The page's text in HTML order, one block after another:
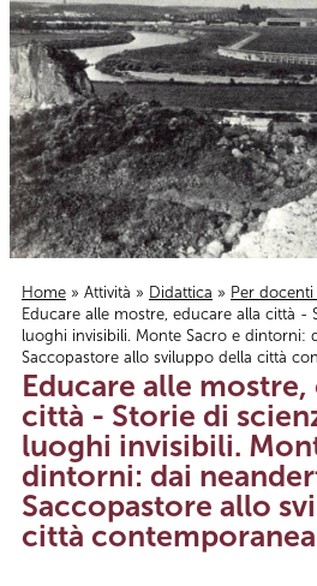
Tu sei qui
Home » Attività » Didattica » Per
Educare alle mostre, educare alla città -
luoghi invisibili. Monte Sacro e dintorni:
Saccopastore allo sviluppo della città
Educare alle
città - Storie di
luoghi invisibili.
dintorni: dai
Saccopastore allo
città contemporanea